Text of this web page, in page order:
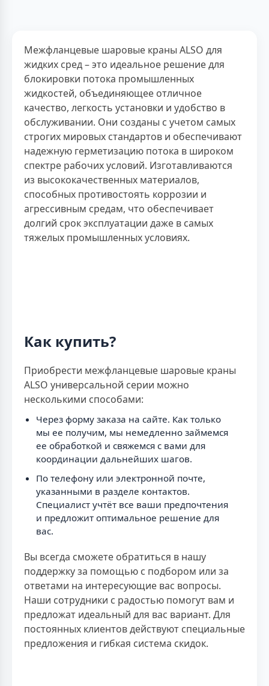
Межфланцевые шаровые краны ALSO для
жидких сред – это идеальное решение для
блокировки потока промышленных
жидкостей, объединяющее отличное
качество, легкость установки и удобство в
обслуживании. Они созданы с учетом самых
строгих мировых стандартов и обеспечивают
надежную герметизацию потока в широком
спектре рабочих условий. Изготавливаются
из высококачественных материалов,
способных противостоять коррозии и
агрессивным средам, что обеспечивает
долгий срок эксплуатации даже в самых
тяжелых промышленных условиях.
Как купить?
Приобрести межфланцевые шаровые краны
ALSO универсальной серии можно
несколькими способами:
Через форму заказа на сайте. Как только
мы ее получим, мы немедленно займемся
ее обработкой и свяжемся с вами для
координации дальнейших шагов.
По телефону или электронной почте,
указанными в разделе контактов.
Специалист учтёт все ваши предпочтения
и предложит оптимальное решение для
вас.
Вы всегда сможете обратиться в нашу
поддержку за помощью с подбором или за
ответами на интересующие вас вопросы.
Наши сотрудники с радостью помогут вам и
предложат идеальный для вас вариант. Для
постоянных клиентов действуют специальные
предложения и гибкая система скидок.